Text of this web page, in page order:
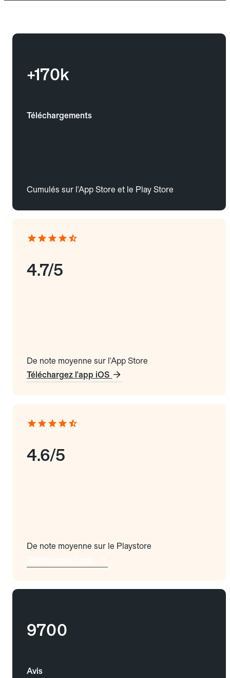
+170k
Téléchargements
Cumulés sur l'App Store et le Play Store
4.7/5
De note moyenne sur l'App Store
Téléchargez l'app iOS
4.6/5
De note moyenne sur le Playstore
9700
Avis